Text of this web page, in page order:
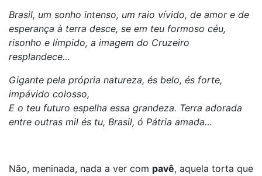
Brasil, um sonho intenso, um raio vívido, de amor e de
esperança à terra desce, se em teu formoso céu,
risonho e límpido, a imagem do Cruzeiro
resplandece…
Gigante pela própria natureza, és belo, és forte,
impávido colosso,
E o teu futuro espelha essa grandeza. Terra adorada
entre outras mil és tu, Brasil, ó Pátria amada…
Não, meninada, nada a ver com pavê, aquela torta que